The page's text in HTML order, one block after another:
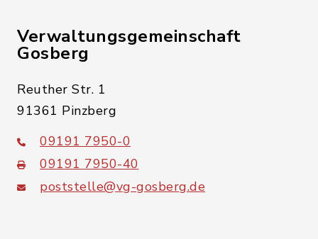
Verwaltungsgemeinschaft
Gosberg
Reuther Str. 1
91361 Pinzberg
09191 7950-0
09191 7950-40
poststelle@vg-gosberg.de